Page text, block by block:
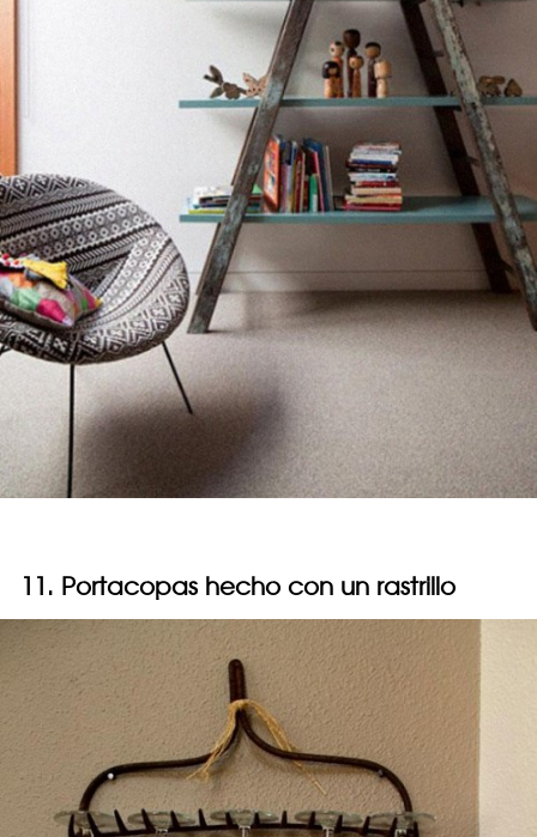
11. Portacopas hecho con un rastrillo